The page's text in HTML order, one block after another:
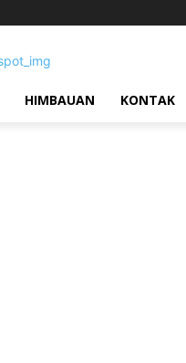
HIMBAUAN KONTAK